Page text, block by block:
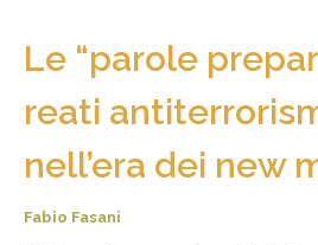
Le “parole
reati
nell’era dei new
Fabio Fasani